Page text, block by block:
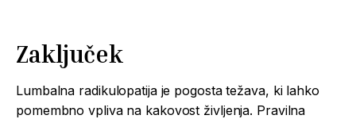
Zaključek
Lumbalna radikulopatija je pogosta težava, ki lahko
pomembno vpliva na kakovost življenja. Pravilna